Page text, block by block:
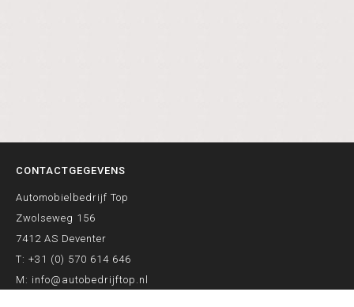
CONTACTGEGEVENS
Automobielbedrijf Top
Zwolseweg 156
7412 AS Deventer
T: +31 (0) 570 614 646
M: info@autobedrijftop.nl